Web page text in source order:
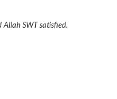
Allah SWT satisfied.